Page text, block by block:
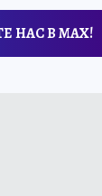
НАС В МАХ!